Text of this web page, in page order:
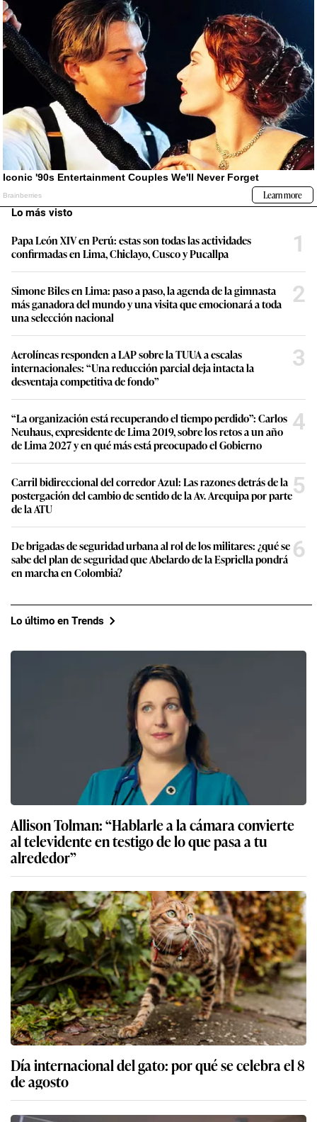
Lo más visto
Papa León XIV en Perú: estas son todas las actividades
confirmadas en Lima, Chiclayo, Cusco y Pucallpa
1
Simone Biles en Lima: paso a paso, la agenda de la gimnasta
más ganadora del mundo y una visita que emocionará a toda
una selección nacional
2
Aerolíneas responden a LAP sobre la TUUA a escalas
internacionales: “Una reducción parcial deja intacta la
desventaja competitiva de fondo”
3
“La organización está recuperando el tiempo perdido”: Carlos
Neuhaus, expresidente de Lima 2019, sobre los retos a un año
de Lima 2027 y en qué más está preocupado el Gobierno
4
Carril bidireccional del corredor Azul: Las razones detrás de la
postergación del cambio de sentido de la Av. Arequipa por parte
de la ATU
5
De brigadas de seguridad urbana al rol de los militares: ¿qué se
sabe del plan de seguridad que Abelardo de la Espriella pondrá
en marcha en Colombia?
6
Lo último en Trends
Allison Tolman: “Hablarle a la cámara convierte
al televidente en testigo de lo que pasa a tu
alrededor”
Día internacional del gato: por qué se celebra el 8
de agosto